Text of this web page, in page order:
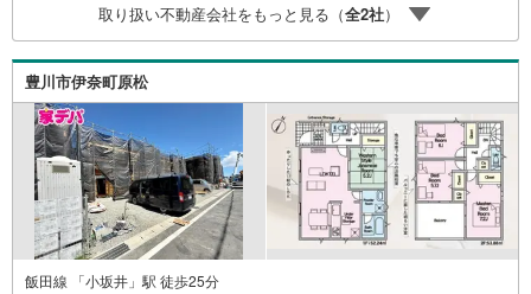
ス用意しております。ぜひご家族そろってご来場くださ
い。・営業時間 午前9時00分～午後6時30分 （定休日:水曜
日）この時間帯はお電話でのお問い合わせがスムーズにご
案内できます。右下の電話ボタンをタッチ！もしくはお気
取り扱い不動産会社をもっと見る（全2社）
豊川市伊奈町原松
飯田線 「小坂井」駅 徒歩25分